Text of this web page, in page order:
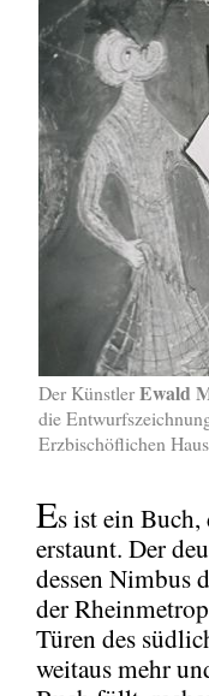
Der KünstlerEwald
die
Erzbischöflichen
Es ist ein
erstaunt. Der
dessen Nimbus
der
Türen des
weitaus mehr